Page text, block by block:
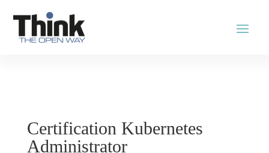
Certification Kubernetes
Administrator